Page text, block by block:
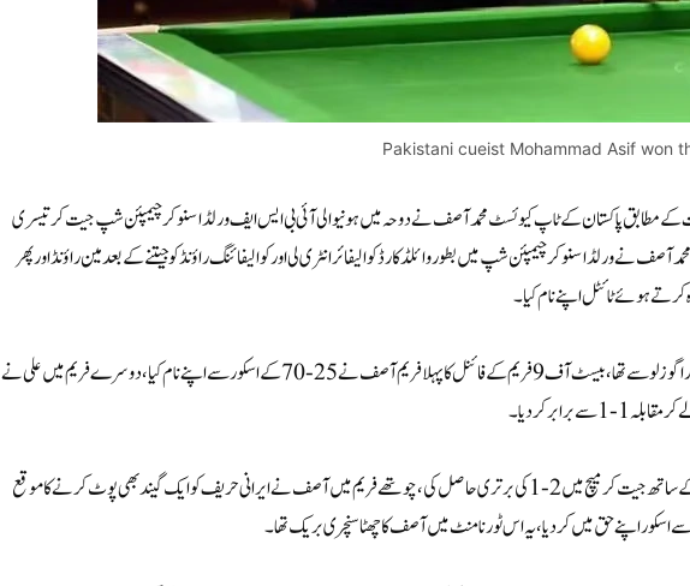
Pakistani cueist Mohammad Asif won
مطابق پاکستان کے ٹاپ کیوئسٹ محمد آصف نے دوحہ میں ہونیوالی آئی بی ایس ایف ورلڈ اسنوکر چیمپئن شپ جیت کر تیسری
بن گئے۔ 42 سالہ کیوئسٹ محمد آصف نے ورلڈ اسنوکر چیمپئن شپ میں بطور وائلڈ کارڈ کوالیفائر انٹری لی اور کوالیفائنگ راؤنڈ کو جیتنے کے بعد مین راؤنڈ اور پھر
ہوئے ٹائٹل اپنے نام کیا۔
فائنل میں آصف کا مقابلہ ایران کے پلیئر علی غاراگوزلو سے تھا، بیسٹ آف 9 فریم کے فائنل کا پہلا فریم آصف نے 25-70 کے اسکور سے اپنے نام کیا، دوسرے فریم میں علی نے
تیسرا فریم محمد آصف نے 08-62 کے اسکور کے ساتھ جیت کر میچ میں2-1 کی برتری حاصل کی، چوتھے فریم میں آصف نے ایرانی حریف کو ایک گیند بھی پوٹ کرنے کا موقع